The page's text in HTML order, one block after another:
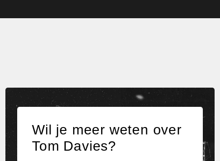
Wil je meer weten over
Tom Davies?